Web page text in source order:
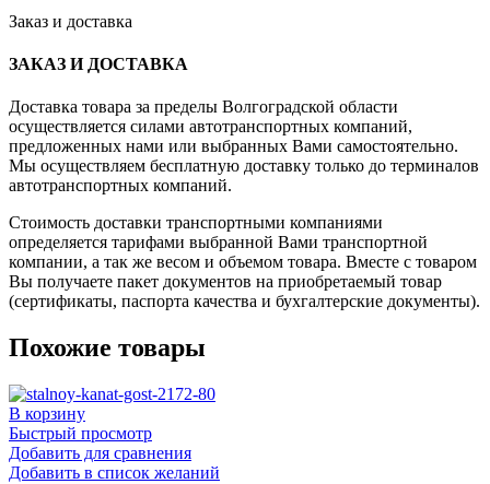
Заказ и доставка
ЗАКАЗ И ДОСТАВКА
Доставка товара за пределы Волгоградской области
осуществляется силами автотранспортных компаний,
предложенных нами или выбранных Вами самостоятельно.
Мы осуществляем бесплатную доставку только до терминалов
автотранспортных компаний.
Стоимость доставки транспортными компаниями
определяется тарифами выбранной Вами транспортной
компании, а так же весом и объемом товара. Вместе с товаром
Вы получаете пакет документов на приобретаемый товар
(сертификаты, паспорта качества и бухгалтерские документы).
Похожие товары
В корзину
Быстрый просмотр
Добавить для сравнения
Добавить в список желаний